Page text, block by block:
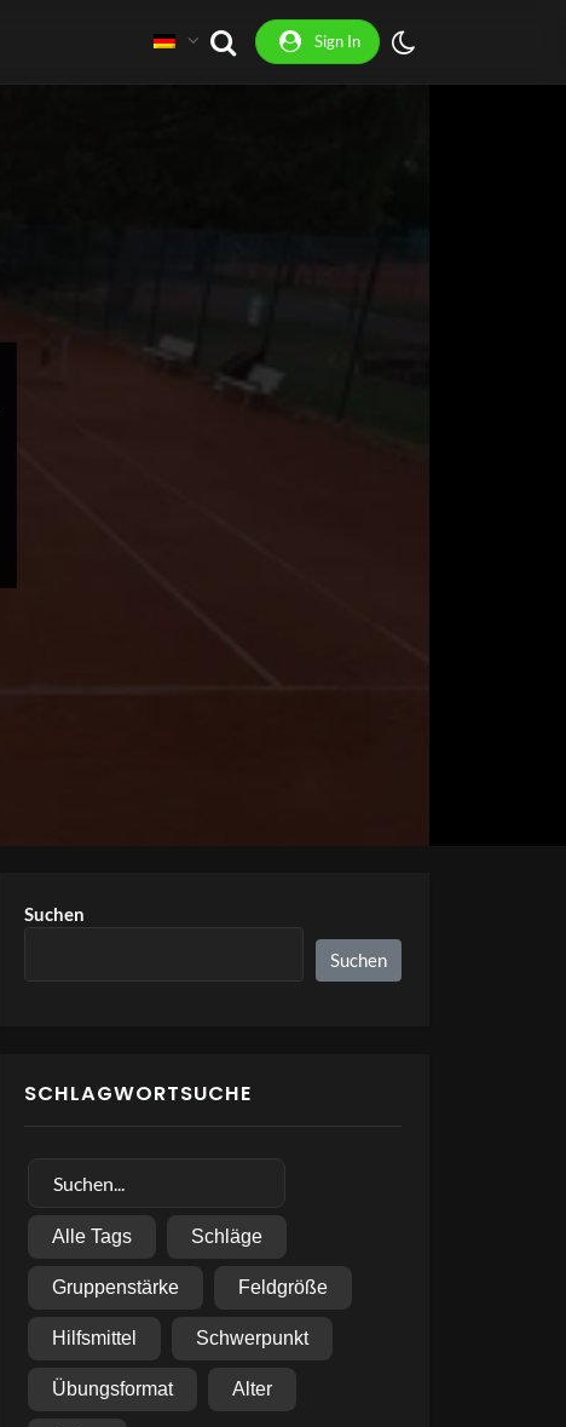
Sign In
Suchen
Suchen
SCHLAGWORTSUCHE
Alle Tags Schläge
Gruppenstärke Feldgröße
Hilfsmittel Schwerpunkt
Übungsformat Alter